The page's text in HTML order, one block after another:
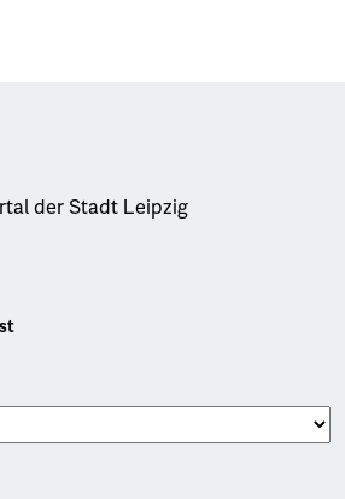
der Stadt Leipzig